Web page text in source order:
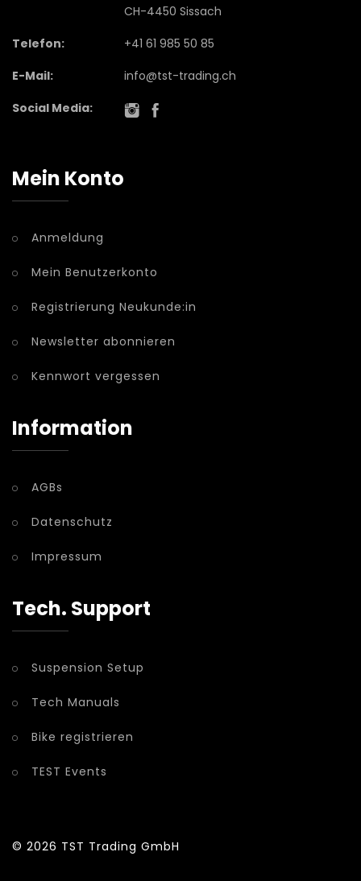
CH-4450 Sissach
Telefon:
+41 61 985 50 85
E-Mail:
info@tst-trading.ch
Social Media:
Mein Konto
Anmeldung
Mein Benutzerkonto
Registrierung Neukunde:in
Newsletter abonnieren
Kennwort vergessen
Information
AGBs
Datenschutz
Impressum
Tech. Support
Suspension Setup
Tech Manuals
Bike registrieren
TEST Events
© 2026 TST Trading GmbH